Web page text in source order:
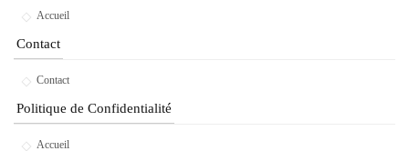
Accueil
Contact
Contact
Politique de Confidentialité
Accueil